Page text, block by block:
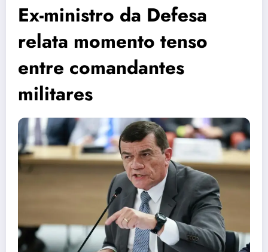
Ex-ministro da Defesa
relata momento tenso
entre comandantes
militares